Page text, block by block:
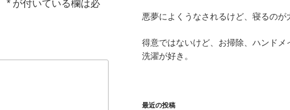
* が付いている欄は必
悪夢によくうなされるけど、寝るのが
得意ではないけど、お掃除、ハンドメ
洗濯が好き。
最近の投稿